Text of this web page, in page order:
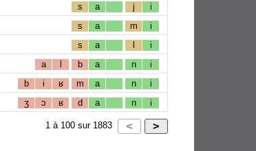
s a j i
s a m i
s a l i
a l b a n i
b i ʁ m a n i
ʒ ɔ ʁ d a n i
1 à 100 sur 1883